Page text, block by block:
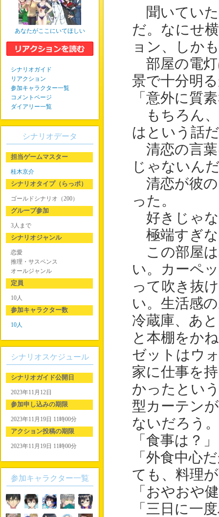
聞いていた
だ。なにせ
ョン、しか
部屋の電灯
景で十分明
「意外に質
もちろん、
はという話
清恋の言葉
じゃないん
清恋が彼の
った。
好きじゃな
極端すぎ
この部屋は
い。カーペ
って吹き抜
い。生活感
冷蔵庫、あ
と本棚をか
ゼットはウ
家に仕事を
かったとい
型カーテン
ないだろう。
「食事は？」
「外食中心
ても、料理
「おやおや
「三日に一
あなたがここにいてほしい
シナリオガイド
リアクション
参加キャラクター一覧
コメントページ
ダイアリー一覧
シナリオデータ
担当ゲームマスター
桂木京介
シナリオタイプ（らっポ）
ゴールドシナリオ（200）
グループ参加
3人まで
シナリオジャンル
恋愛
推理・サスペンス
オールジャンル
定員
10人
参加キャラクター数
10人
シナリオスケジュール
シナリオガイド公開日
2023年11月12日
参加申し込みの期限
2023年11月19日 11時00分
アクション投稿の期限
2023年11月19日 11時00分
参加キャラクター一覧